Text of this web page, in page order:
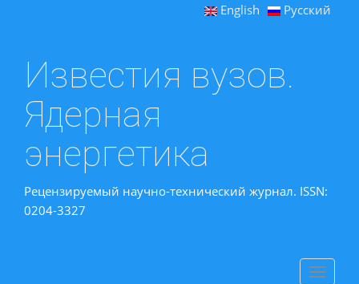
English Русский
Известия вузов.
Ядерная
энергетика
Рецензируемый научно-технический журнал. ISSN:
0204-3327
Toggle